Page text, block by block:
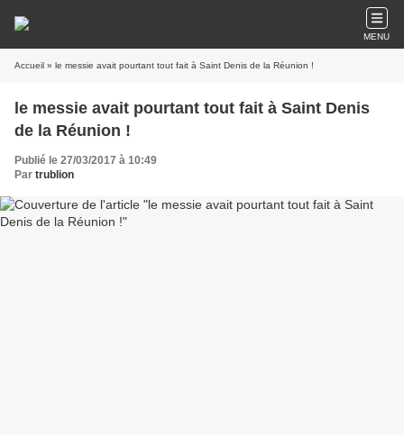
MENU
Accueil » le messie avait pourtant tout fait à Saint Denis de la Réunion !
le messie avait pourtant tout fait à Saint Denis
de la Réunion !
Publié le 27/03/2017 à 10:49
Par trublion